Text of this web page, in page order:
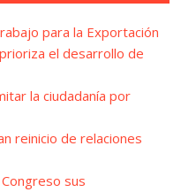
para la Exportación
el desarrollo de
la ciudadanía por
reinicio de relaciones
sus